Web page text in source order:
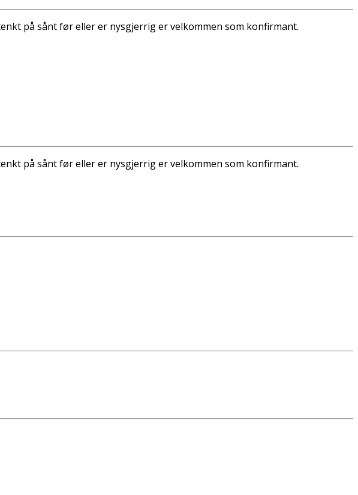
på sånt før eller er nysgjerrig er velkommen som konfirmant.
på sånt før eller er nysgjerrig er velkommen som konfirmant.